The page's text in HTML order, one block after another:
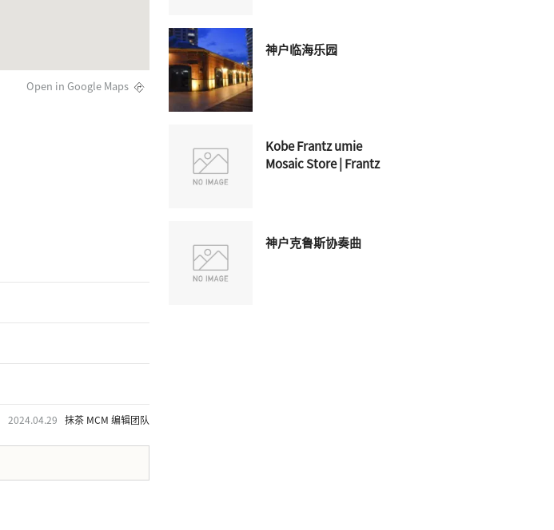
Open in Google Maps
2024.04.29 抹茶 MCM 编辑团队
神户临海乐园
Kobe Frantz umie
Mosaic Store | Frantz
神户克鲁斯协奏曲